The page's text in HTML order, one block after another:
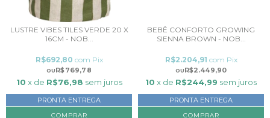
LUSTRE VIBES TILES VERDE 20 X
16CM - NOB...
R$769,78
R$692,80 com Pix
10 x de R$76,98 sem juros
PRONTA ENTREGA
BEBÊ CONFORTO GROWING
SIENNA BROWN - NOB...
R$2.449,90
R$2.204,91 com Pix
10 x de R$244,99 sem juros
PRONTA ENTREGA